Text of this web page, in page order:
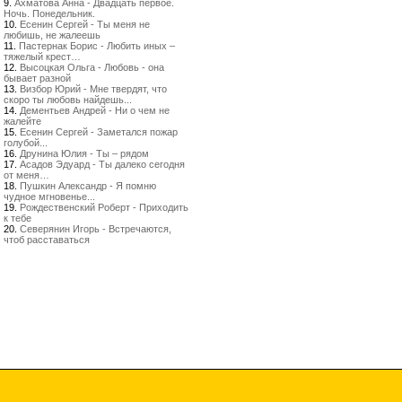
9. Ахматова Анна - Двадцать первое.
Ночь. Понедельник.
10. Есенин Сергей - Ты меня не
любишь, не жалеешь
11. Пастернак Борис - Любить иных –
тяжелый крест…
12. Высоцкая Ольга - Любовь - она
бывает разной
13. Визбор Юрий - Мне твердят, что
скоро ты любовь найдешь...
14. Дементьев Андрей - Ни о чем не
жалейте
15. Есенин Сергей - Заметался пожар
голубой...
16. Друнина Юлия - Ты – рядом
17. Асадов Эдуард - Ты далеко сегодня
от меня…
18. Пушкин Александр - Я помню
чудное мгновенье...
19. Рождественский Роберт - Приходить
к тебе
20. Северянин Игорь - Встречаются,
чтоб расставаться